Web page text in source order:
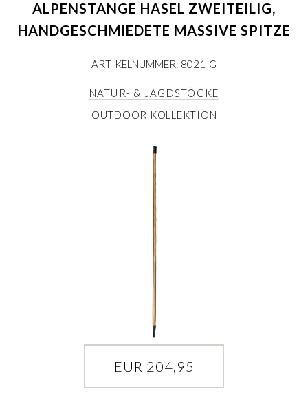
ALPENSTANGE HASEL ZWEITEILIG,
HANDGESCHMIEDETE MASSIVE SPITZE
ARTIKELNUMMER: 8021-G
NATUR- & JAGDSTÖCKE
OUTDOOR KOLLEKTION
EUR 204,95